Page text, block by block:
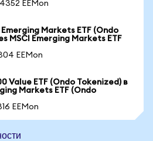
EEMon
Markets ETF (Ondo
MSCI Emerging Markets ETF
EEMon
Value ETF (Ondo Tokenized) в
Markets ETF (Ondo
EEMon